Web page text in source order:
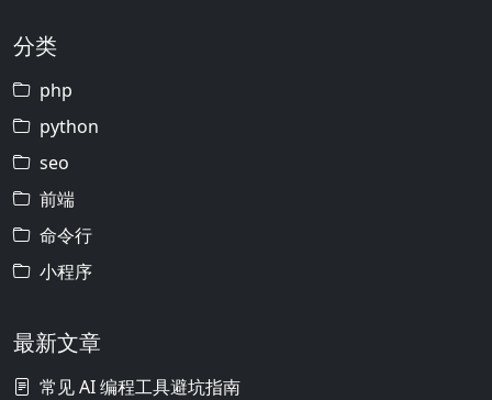
分类
php
python
seo
前端
命令行
小程序
最新文章
常见 AI 编程工具避坑指南